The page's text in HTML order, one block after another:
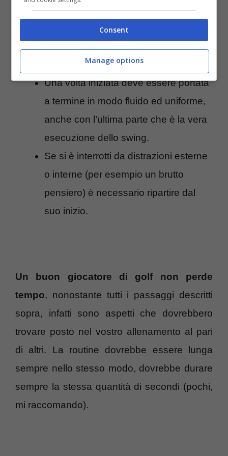
ciò che voglio ottenere.
Può contenere swing di prova nei
sullo swing.
Una volta iniziata deve essere portata
a termine in modo fluido ed uniforme,
anche con l’ultima parte che è la vera
esecuzione dello swing.
Se si è interrotti da distrazioni esterne
o interne (per esempio un brutto
pensiero) è necessario ripartire dal
suo inizio.
Un buon giocatore di golf non perde
tempo, nonostante tutti i passaggi descritti
sopra, infatti sono aspetti che dovrebbero
trovare posto nel vostro allenamento al pari
di altri. La routine dovrebbe essere lunga
sempre nello stesso modo, dovrebbe durare
sempre la stessa quantità di secondi (pochi,
mi raccomando).
Consent
Manage options